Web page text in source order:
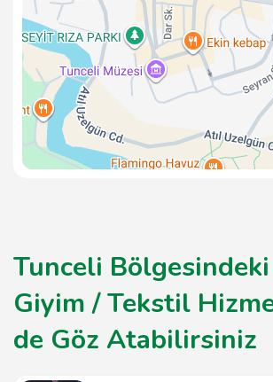
Tunceli
Giyim / Tekstil
de Göz Atabilirsiniz